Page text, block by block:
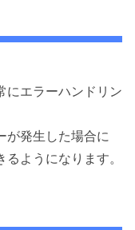
にエラーハンドリン
が発生した場合に
ようになります。